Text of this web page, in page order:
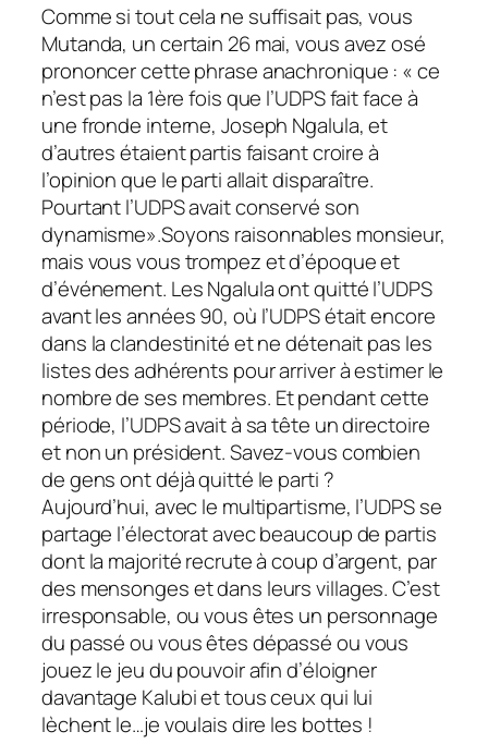
Comme si tout cela ne suffisait pas, vous
Mutanda, un certain 26 mai, vous avez osé
prononcer cette phrase anachronique : « ce
n’est pas la 1ère fois que l’UDPS fait face à
une fronde interne, Joseph Ngalula, et
d’autres étaient partis faisant croire à
l’opinion que le parti allait disparaître.
Pourtant l’UDPS avait conservé son
dynamisme».Soyons raisonnables monsieur,
mais vous vous trompez et d’époque et
d’événement. Les Ngalula ont quitté l’UDPS
avant les années 90, où l’UDPS était encore
dans la clandestinité et ne détenait pas les
listes des adhérents pour arriver à estimer le
nombre de ses membres. Et pendant cette
période, l’UDPS avait à sa tête un directoire
et non un président. Savez-vous combien
de gens ont déjà quitté le parti ?
Aujourd’hui, avec le multipartisme, l’UDPS se
partage l’électorat avec beaucoup de partis
dont la majorité recrute à coup d’argent, par
des mensonges et dans leurs villages. C’est
irresponsable, ou vous êtes un personnage
du passé ou vous êtes dépassé ou vous
jouez le jeu du pouvoir afin d’éloigner
davantage Kalubi et tous ceux qui lui
lèchent le…je voulais dire les bottes !